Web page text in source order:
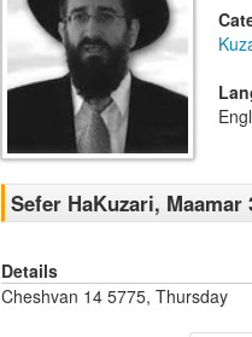
Sefer HaKuzari, Maamar
Details
Cheshvan 14 5775, Thursday